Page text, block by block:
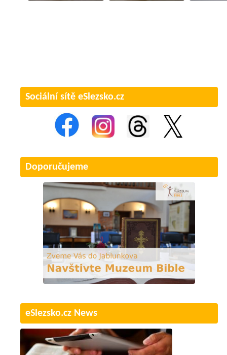
Sociální sítě eSlezsko.cz
Doporučujeme
eSlezsko.cz News